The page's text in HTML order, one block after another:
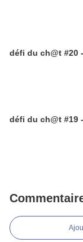
défi du ch@t #20
défi du ch@t #19